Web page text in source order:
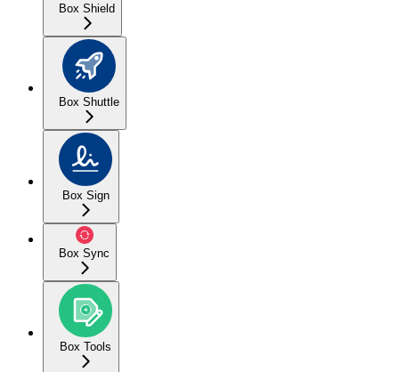
Box Shield
Box Shuttle
Box Sign
Box Sync
Box Tools